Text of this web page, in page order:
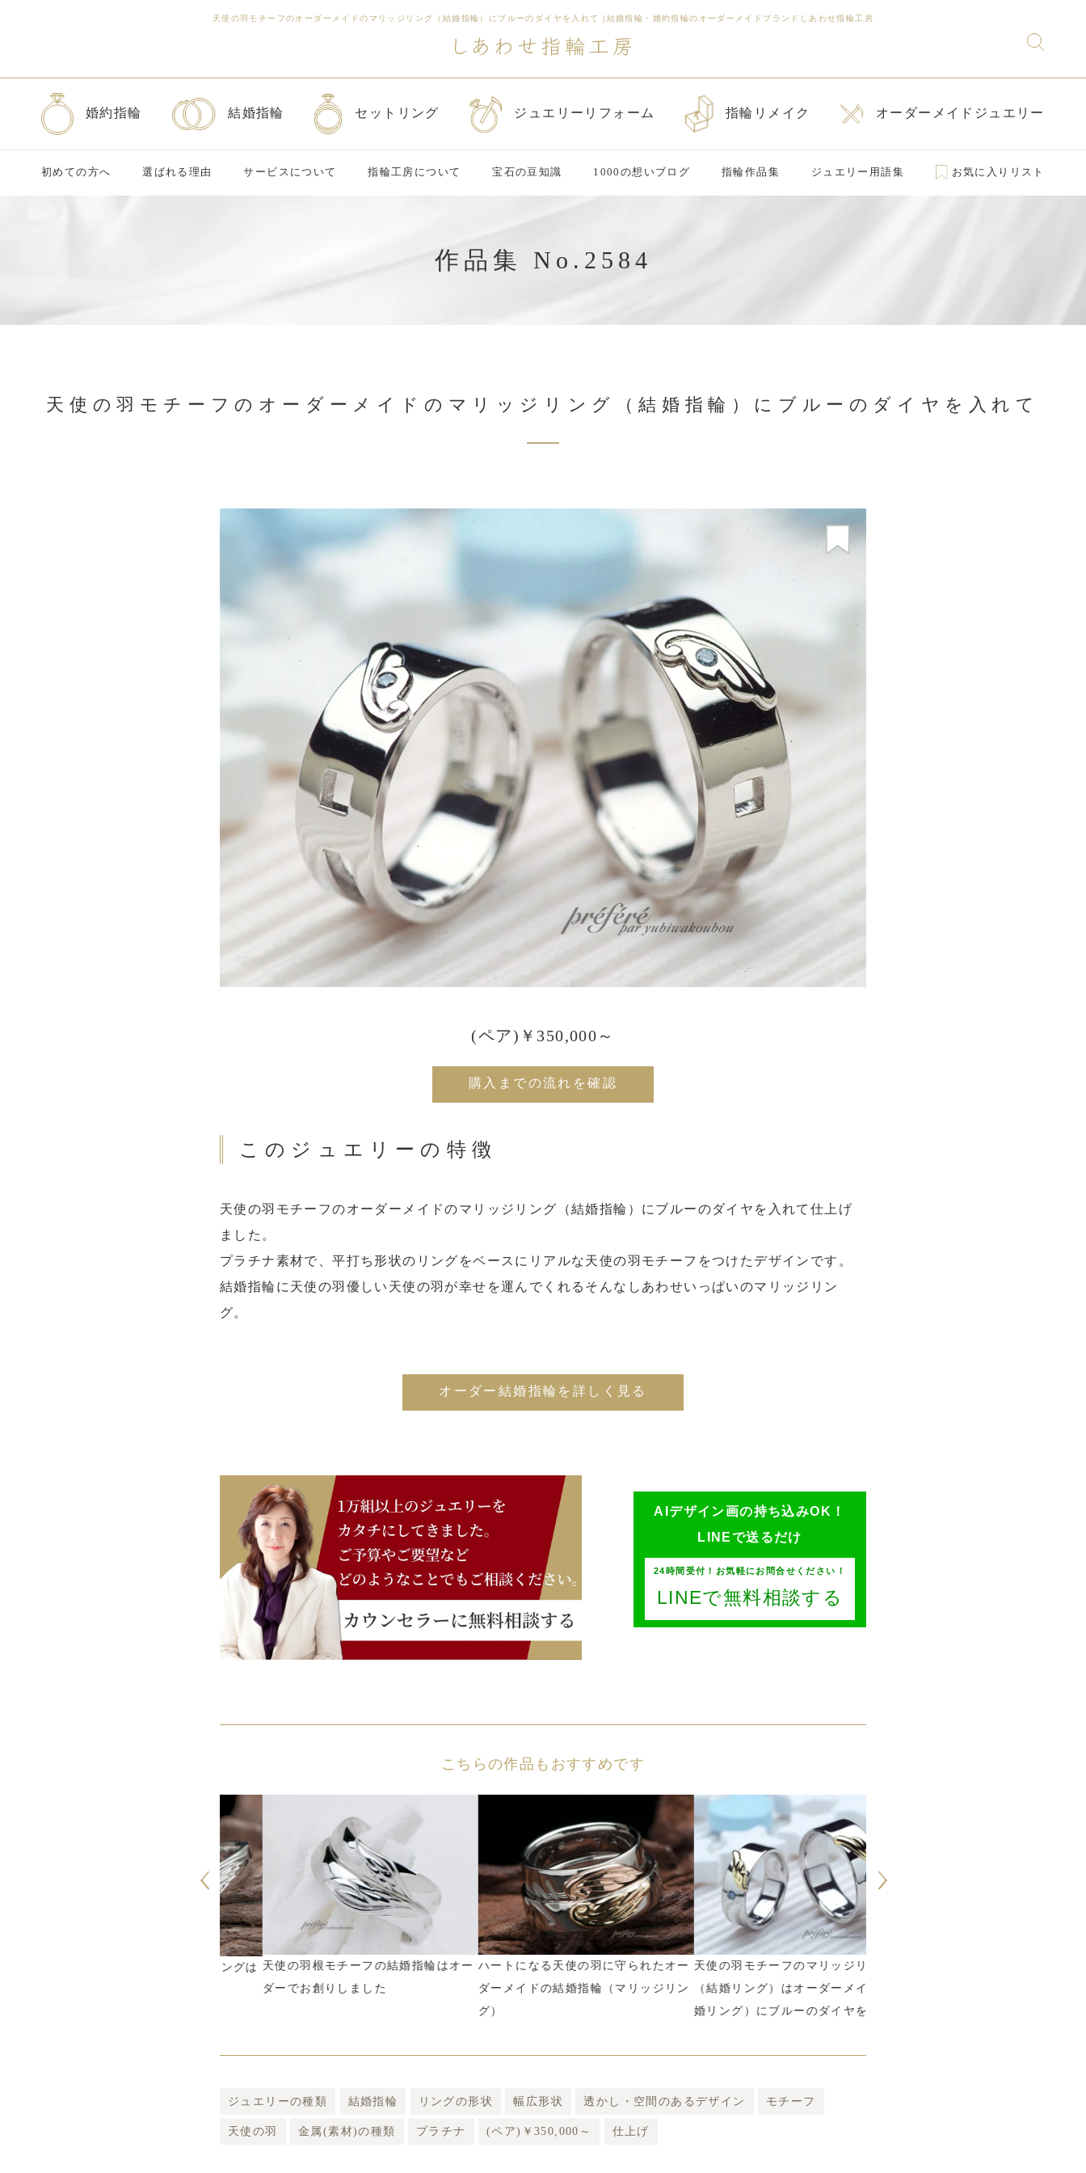
天使の羽モチーフのオーダーメイドのマリッジリング（結婚指輪）にブルーのダイヤを入れて | 結婚指輪・婚約指輪のオーダーメイドブランドしあわせ指輪工房
婚約指輪 結婚指輪 セットリング ジュエリーリフォーム 指輪リメイク オーダーメイドジュエリー
初めての方へ 選ばれる理由 サービスについて 指輪工房について 宝石の豆知識 1000の想いブログ 指輪作品集 ジュエリー用語集 お気に入りリスト
作品集 No.2584
天使の羽モチーフのオーダーメイドのマリッジリング（結婚指輪）にブルーのダイヤを入れて
(ペア)￥350,000～
購入までの流れを確認
このジュエリーの特徴
天使の羽モチーフのオーダーメイドのマリッジリング（結婚指輪）にブルーのダイヤを入れて仕上げ
ました。
プラチナ素材で、平打ち形状のリングをベースにリアルな天使の羽モチーフをつけたデザインです。
結婚指輪に天使の羽優しい天使の羽が幸せを運んでくれるそんなしあわせいっぱいのマリッジリン
グ。
オーダー結婚指輪を詳しく見る
AIデザイン画の持ち込みOK！
LINEで送るだけ
24時間受付！お気軽にお問合せください！
LINEで無料相談する
こちらの作品もおすすめです
天使の羽根モチーフの結婚指輪はオー
ダーでお創りしました
ハートになる天使の羽に守られたオー
ダーメイドの結婚指輪（マリッジリン
天使の羽モチーフのマリッジリング
（結婚リング）はオーダーメイド（結
婚リング）にブルーのダイヤを入れて
ジュエリーの種類 結婚指輪 リングの形状 幅広形状 透かし・空間のあるデザイン モチーフ
天使の羽 金属(素材)の種類 プラチナ (ペア)￥350,000～ 仕上げ